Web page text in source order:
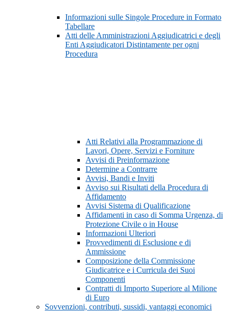
Informazioni sulle Singole Procedure in Formato
Tabellare
Atti delle Amministrazioni Aggiudicatrici e degli
Enti Aggiudicatori Distintamente per ogni
Procedura
Atti Relativi alla Programmazione di
Lavori, Opere, Servizi e Forniture
Avvisi di Preinformazione
Determine a Contrarre
Avvisi, Bandi e Inviti
Avviso sui Risultati della Procedura di
Affidamento
Avvisi Sistema di Qualificazione
Affidamenti in caso di Somma Urgenza, di
Protezione Civile o in House
Informazioni Ulteriori
Provvedimenti di Esclusione e di
Ammissione
Composizione della Commissione
Giudicatrice e i Curricula dei Suoi
Componenti
Contratti di Importo Superiore al Milione
di Euro
Sovvenzioni, contributi, sussidi, vantaggi economici